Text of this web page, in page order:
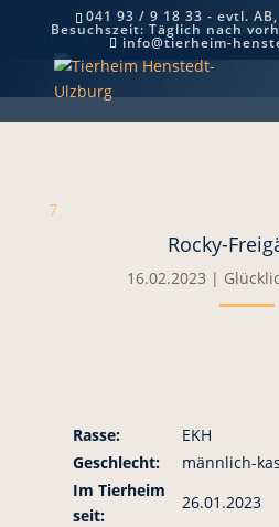
041 93 / 9 18 33 - evtl.
Besuchszeit: Täglich nach
info@tierheim-
Rocky-Freigänger
7
Rocky-
16.02.2023 |
Rasse:
EKH
Geschlecht:
männlich-
Im Tierheim
seit:
26.01.2023